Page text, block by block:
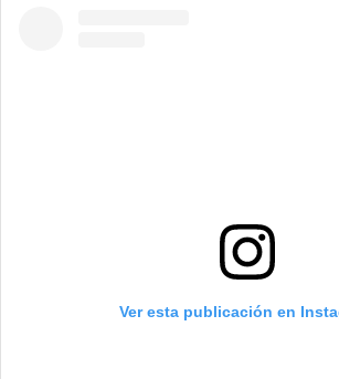
Ver esta publicación en